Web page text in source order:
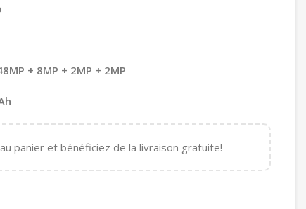
+ 8MP + 2MP + 2MP
au panier et bénéficiez de la livraison gratuite!